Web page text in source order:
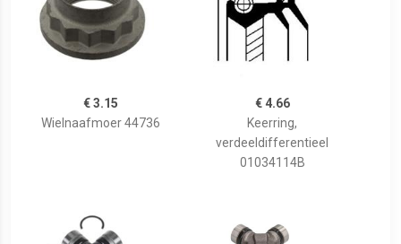
€ 3.15
Wielnaafmoer 44736
€ 4.66
Keerring,
verdeeldifferentieel
01034114B